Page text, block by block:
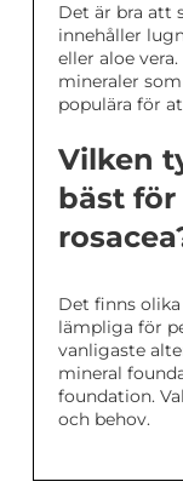
Det är bra att
innehåller
eller aloe
mineraler
populära för
Vilken
bäst för
Det finns
lämpliga för
vanligaste
mineral
foundation.
och behov.